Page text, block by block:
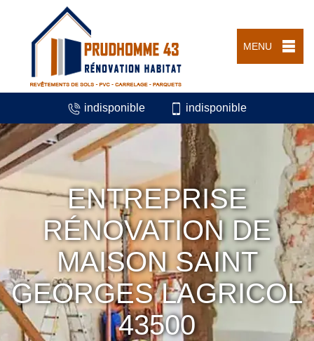
MENU
indisponible indisponible
ENTREPRISE
RÉNOVATION DE
MAISON SAINT
GEORGES LAGRICOL
43500